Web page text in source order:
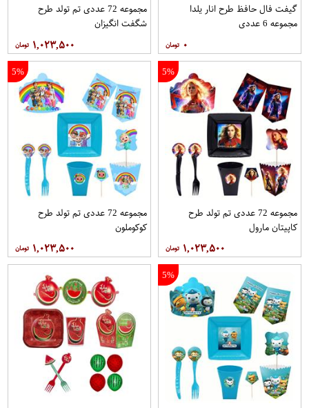
گیفت فال حافظ طرح انار یلدا
مجموعه 6 عددی
۰
مجموعه 72 عددی تم تولد طرح
شگفت انگیزان
۱,۰۲۳,۵۰۰
5%
مجموعه 72 عددی تم تولد طرح
کاپیتان مارول
۱,۰۲۳,۵۰۰
5%
مجموعه 72 عددی تم تولد طرح
کوکوملون
۱,۰۲۳,۵۰۰
5%